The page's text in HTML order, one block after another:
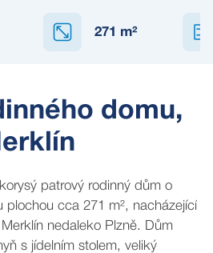
271 m²
domu,
patrový rodinný dům o
plochou cca 271 m², nacházející
nedaleko Plzně. Dům
s jídelním stolem, veliký